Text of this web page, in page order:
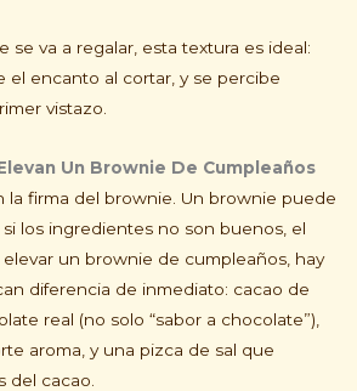
se va a regalar, esta textura es ideal:
el encanto al cortar, y se percibe
vistazo.
Un Brownie De Cumpleaños
la firma del brownie. Un brownie puede
los ingredientes no son buenos, el
elevar un brownie de cumpleaños, hay
diferencia de inmediato: cacao de
real (no solo “sabor a chocolate”),
aroma, y una pizca de sal que
del cacao.